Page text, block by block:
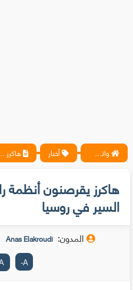
واتس آب ، فيسبوك ، أنترنت ، شروحات تقنية حصرية - المحترف أخبار هاكرز يقرصنون أنظمة رادارات مراقبة حركة السير في روسيا
هاكرز يقرصنون أنظمة
السير في روسيا
المدون: Anas Elakroudi
A
-